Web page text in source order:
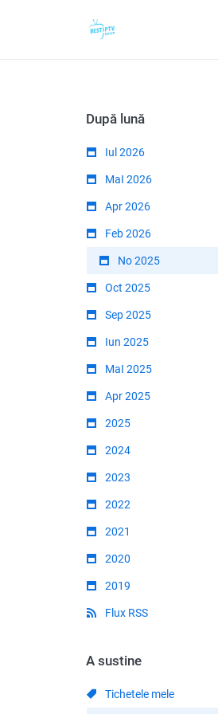
După lună
Iul 2026
MaI 2026
Apr 2026
Feb 2026
No 2025
Oct 2025
Sep 2025
Iun 2025
MaI 2025
Apr 2025
2025
2024
2023
2022
2021
2020
2019
Flux RSS
A sustine
Tichetele mele